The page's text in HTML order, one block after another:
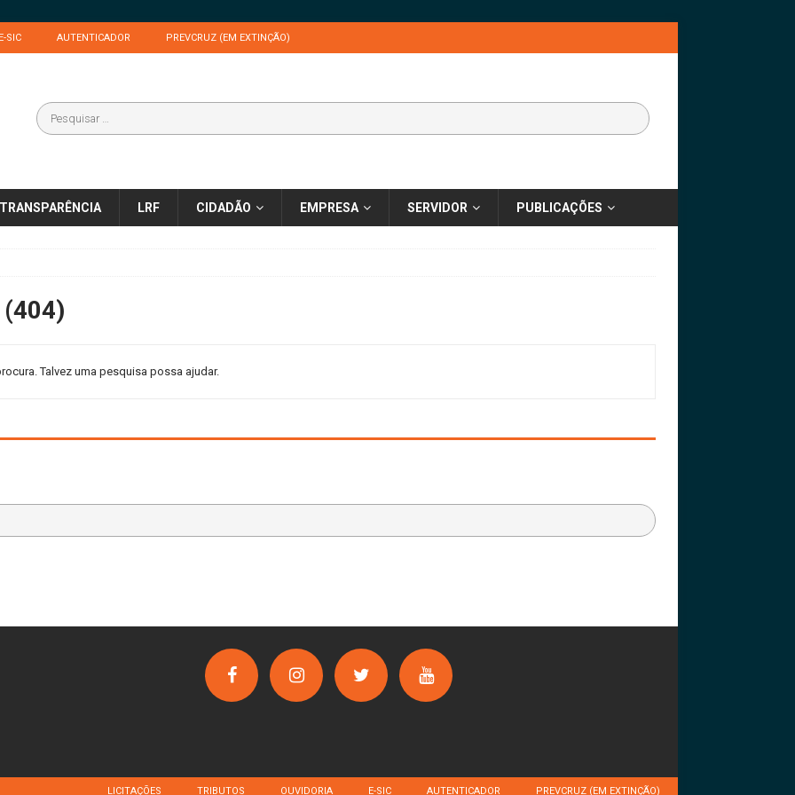
SIC AUTENTICADOR PREVCRUZ (EM EXTINÇÃO)
TRANSPARÊNCIA LRF CIDADÃO EMPRESA SERVIDOR PUBLICAÇÕES
Talvez uma pesquisa possa ajudar.
LICITAÇÕES TRIBUTOS OUVIDORIA E-SIC AUTENTICADOR PREVCRUZ (EM EXTINÇÃO)